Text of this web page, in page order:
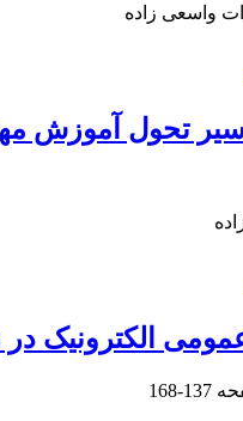
واسعی زاده
سیر تحول آموزش
الکترونیک در
137-168